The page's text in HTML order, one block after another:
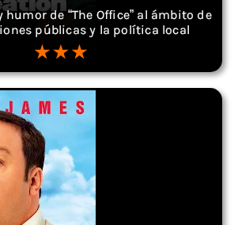
humor de “The Office” al ámbito de
públicas y la política local